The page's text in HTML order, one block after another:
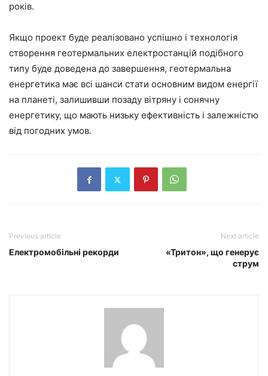
років.
Якщо проект буде реалізовано успішно і технологія
створення геотермальних електростанцій подібного
типу буде доведена до завершення, геотермальна
енергетика має всі шанси стати основним видом енергії
на планеті, залишивши позаду вітряну і сонячну
енергетику, що мають низьку ефективність і залежністю
від погодних умов.
Previous article
Електромобільні рекорди
Next article
«Тритон», що генерує
струм